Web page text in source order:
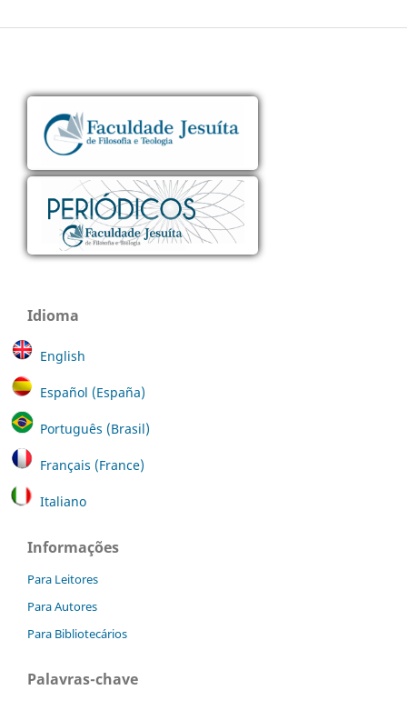
Idioma
English
Español (España)
Português (Brasil)
Français (France)
Italiano
Informações
Para Leitores
Para Autores
Para Bibliotecários
Palavras-chave